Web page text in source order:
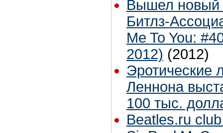
Вышел новый
Битлз-
Me To You:
2012) (2012)
Эротические
Леннона
100 тыс.
Beatles.ru